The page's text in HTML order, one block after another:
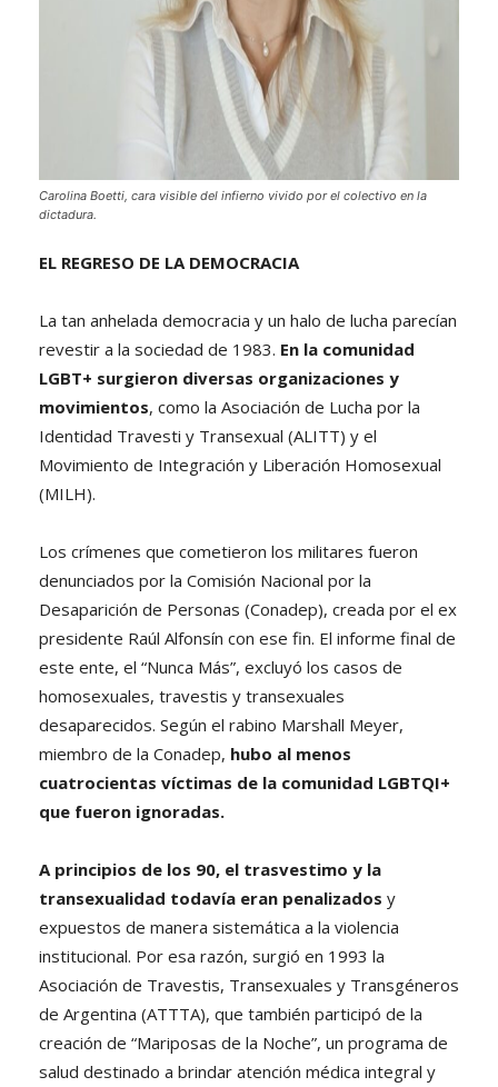
Carolina Boetti, cara visible del infierno vivido por el colectivo en la
dictadura.
EL REGRESO DE LA DEMOCRACIA
La tan anhelada democracia y un halo de lucha parecían
revestir a la sociedad de 1983. En la comunidad
LGBT+ surgieron diversas organizaciones y
movimientos, como la Asociación de Lucha por la
Identidad Travesti y Transexual (ALITT) y el
Movimiento de Integración y Liberación Homosexual
(MILH).
Los crímenes que cometieron los militares fueron
denunciados por la Comisión Nacional por la
Desaparición de Personas (Conadep), creada por el ex
presidente Raúl Alfonsín con ese fin. El informe final de
este ente, el “Nunca Más”, excluyó los casos de
homosexuales, travestis y transexuales
desaparecidos. Según el rabino Marshall Meyer,
miembro de la Conadep, hubo al menos
cuatrocientas víctimas de la comunidad LGBTQI+
que fueron ignoradas.
A principios de los 90, el trasvestimo y la
transexualidad todavía eran penalizados y
expuestos de manera sistemática a la violencia
institucional. Por esa razón, surgió en 1993 la
Asociación de Travestis, Transexuales y Transgéneros
de Argentina (ATTTA), que también participó de la
creación de “Mariposas de la Noche”, un programa de
salud destinado a brindar atención médica integral y